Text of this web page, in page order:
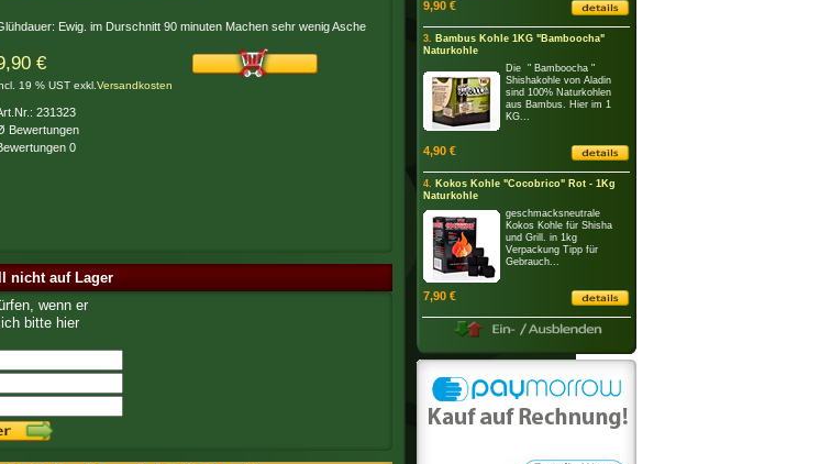
Ewig. im Durschnitt 90 minuten Machen sehr wenig Asche
€
19 % UST exkl. Versandkosten
231323
Bewertungen
0
nicht auf Lager
wenn er
bitte hier
9,90 €
3. Bambus Kohle 1KG "Bamboocha"
Naturkohle
Die " Bamboocha "
Shishakohle von Aladin
sind 100% Naturkohlen
aus Bambus. Hier im 1
KG...
4,90 €
4. Kokos Kohle "Cocobrico" Rot - 1Kg
Naturkohle
geschmacksneutrale
Kokos Kohle für Shisha
und Grill. in 1kg
Verpackung Tipp für
Gebrauch...
7,90 €